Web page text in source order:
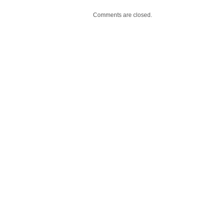
Comments are closed.